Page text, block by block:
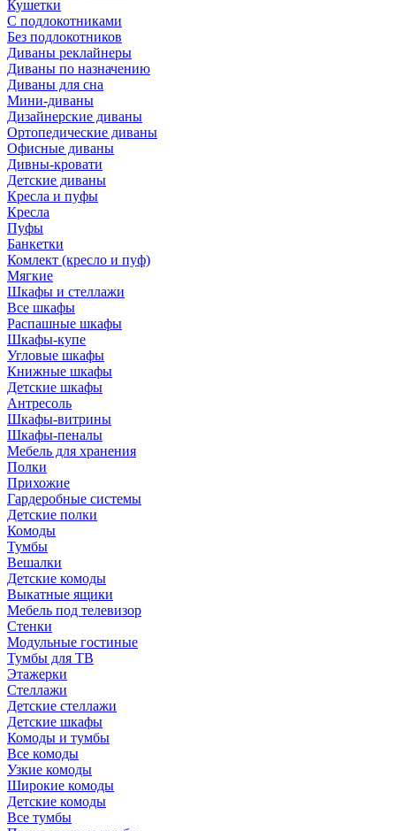
Кушетки
С подлокотниками
Без подлокотников
Диваны реклайнеры
Диваны по назначению
Диваны для сна
Мини-диваны
Дизайнерские диваны
Ортопедические диваны
Офисные диваны
Дивны-кровати
Детские диваны
Кресла и пуфы
Кресла
Пуфы
Банкетки
Комлект (кресло и пуф)
Мягкие
Шкафы и стеллажи
Все шкафы
Распашные шкафы
Шкафы-купе
Угловые шкафы
Книжные шкафы
Детские шкафы
Антресоль
Шкафы-витрины
Шкафы-пеналы
Мебель для хранения
Полки
Прихожие
Гардеробные системы
Детские полки
Комоды
Тумбы
Вешалки
Детские комоды
Выкатные ящики
Мебель под телевизор
Стенки
Модульные гостиные
Тумбы для ТВ
Этажерки
Стеллажи
Детские стеллажи
Детские шкафы
Комоды и тумбы
Все комоды
Узкие комоды
Широкие комоды
Детские комоды
Все тумбы